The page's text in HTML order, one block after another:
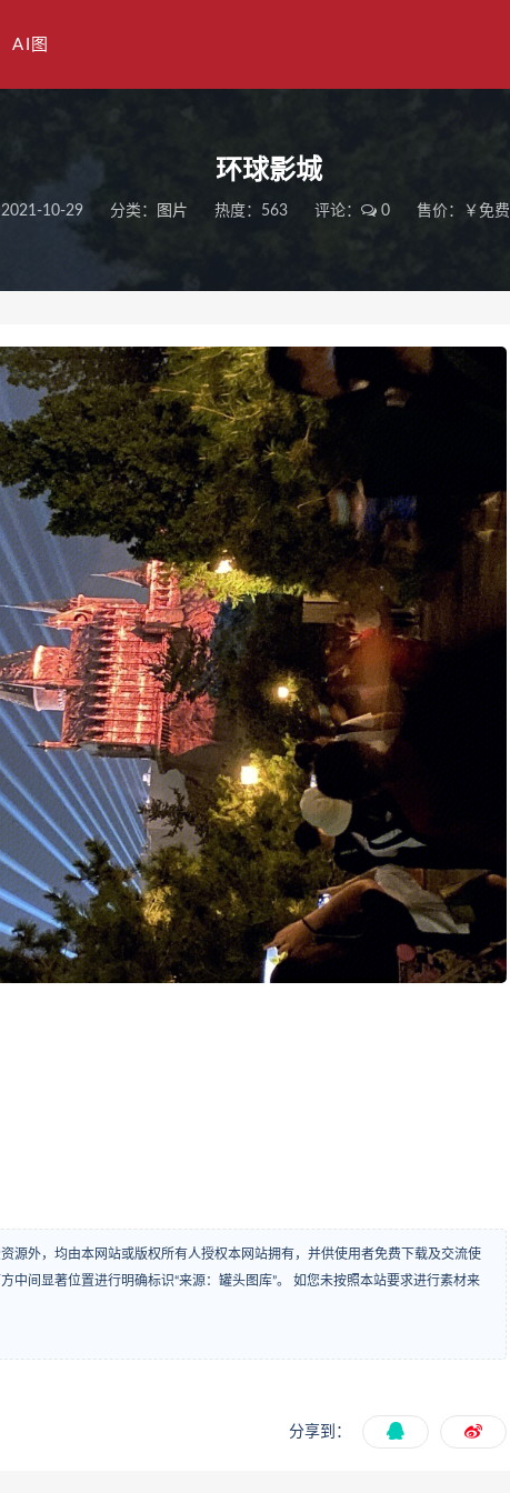
AI图
环球影城
2021-10-29 分类： 图片 热度：563 评论： 0 售价：￥免费
源外，均由本网站或版权所有人授权本网站拥有，并供使用者免费下载及交流使
中间显著位置进行明确标识“来源：罐头图库”。 如您未按照本站要求进行素材来
分享到：